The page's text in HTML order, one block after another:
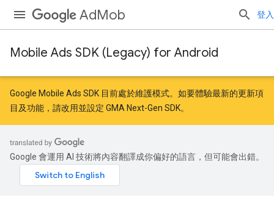
AdMob 登入
Mobile Ads SDK (Legacy) for Android
Google Mobile Ads SDK 目前處於維護模式。如要體驗最新的更新項
目及功能，請改用並設定 GMA Next-Gen SDK。
Google 會運用 AI 技術將內容翻譯成你偏好的語言，但可能會出錯。